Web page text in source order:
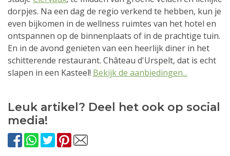
dorpjes. Na een dag de regio verkend te hebben, kun je
even bijkomen in de wellness ruimtes van het hotel en
ontspannen op de binnenplaats of in de prachtige tuin.
En in de avond genieten van een heerlijk diner in het
schitterende restaurant. Château d'Urspelt, dat is echt
slapen in een Kasteel! Bekijk de aanbiedingen...
Leuk artikel? Deel het ook op social
media!